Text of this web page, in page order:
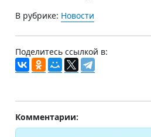
В рубрике: Новости
Поделитесь ссылкой в:
Комментарии: